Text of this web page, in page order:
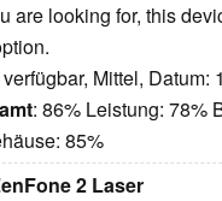
are looking for, this
Mittel, Datum:
: 86% Leistung: 78%
85%
2 Laser